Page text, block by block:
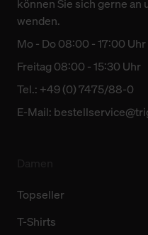
können Sie sich gerne
wenden.
Mo - Do 08:00 - 17:00 Uhr
Freitag 08:00 - 15:30 Uhr
Tel.: +49 (0) 7475/88-0
E-Mail:
Topseller
T-Shirts